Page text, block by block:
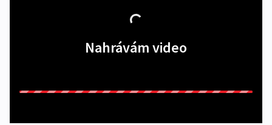
Nahrávám video